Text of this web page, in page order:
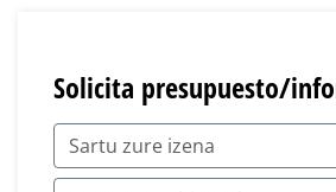
Solicita presupuesto/